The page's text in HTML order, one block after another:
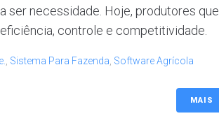
ser necessidade. Hoje, produtores que
controle e competitividade.
Sistema Para Fazenda Software Agrícola
MAIS